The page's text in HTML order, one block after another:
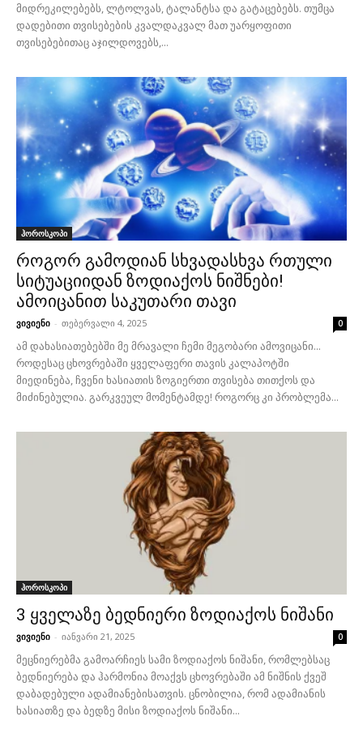
მიდრეკილებებს, ლტოლვას, ტალანტსა და გატაცებებს. თუმცა
დადებითი თვისებების კვალდაკვალ მათ უარყოფითი
თვისებებითაც აჯილდოვებს,...
ჰოროსკოპი
როგორ გამოდიან სხვადასხვა რთული
სიტუაციიდან ზოდიაქოს ნიშნები!
ამოიცანით საკუთარი თავი
ვივიენი - თებერვალი 4, 2025 0
ამ დახასიათებებში მე მრავალი ჩემი მეგობარი ამოვიცანი...
როდესაც ცხოვრებაში ყველაფერი თავის კალაპოტში
მიედინება, ჩვენი ხასიათის ზოგიერთი თვისება თითქოს და
მიძინებულია. გარკვეულ მომენტამდე! როგორც კი პრობლემა...
ჰოროსკოპი
3 ყველაზე ბედნიერი ზოდიაქოს ნიშანი
ვივიენი - იანვარი 21, 2025 0
მეცნიერებმა გამოარჩიეს სამი ზოდიაქოს ნიშანი, რომლებსაც
ბედნიერება და ჰარმონია მოაქვს ცხოვრებაში ამ ნიშნის ქვეშ
დაბადებული ადამიანებისათვის. ცნობილია, რომ ადამიანის
ხასიათზე და ბედზე მისი ზოდიაქოს ნიშანი...